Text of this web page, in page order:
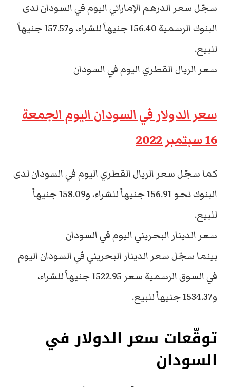
سجّل سعر الدرهم الإماراتي اليوم في السودان لدى
البنوك الرسمية 156.40 جنيهاً للشراء، و157.57 جنيهاً
للبيع.
سعر الريال القطري اليوم في السودان
سعر الدولار في السودان اليوم الجمعة
16 سبتمبر 2022
كما سجّل سعر الريال القطري اليوم في السودان لدى
البنوك نحو 156.91 جنيهاً للشراء، و158.09 جنيهاً
للبيع.
سعر الدينار البحريني اليوم في السودان
بينما سجّل سعر الدينار البحريني في السودان اليوم
في السوق الرسمية سعر 1522.95 جنيهاً للشراء،
و1534.37 جنيهاً للبيع.
توقّعات سعر الدولار في
السودان